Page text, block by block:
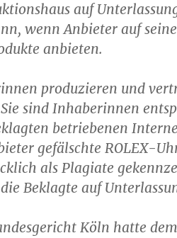
auf
wenn Anbieter auf
anbieten.
produzieren und
Sie sind Inhaberinnen
betriebenen
gefälschte ROLEX-
als Plagiate
Beklagte auf
Köln hatte